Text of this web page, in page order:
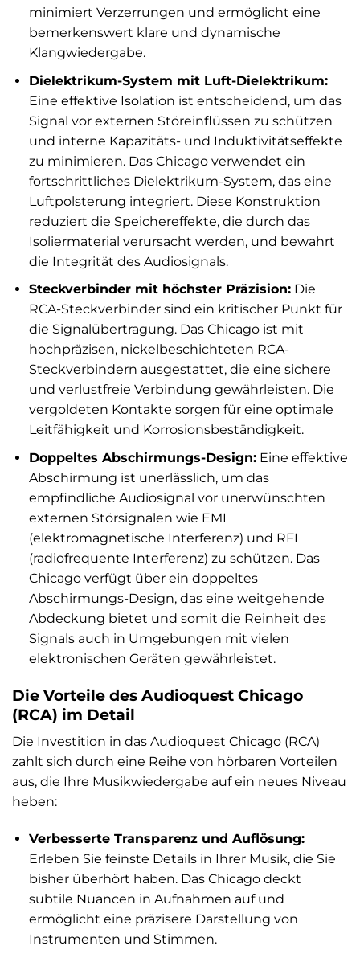
minimiert Verzerrungen und ermöglicht eine
bemerkenswert klare und dynamische
Klangwiedergabe.
Dielektrikum-System mit Luft-Dielektrikum:
Eine effektive Isolation ist entscheidend, um das
Signal vor externen Störeinflüssen zu schützen
und interne Kapazitäts- und Induktivitätseffekte
zu minimieren. Das Chicago verwendet ein
fortschrittliches Dielektrikum-System, das eine
Luftpolsterung integriert. Diese Konstruktion
reduziert die Speichereffekte, die durch das
Isoliermaterial verursacht werden, und bewahrt
die Integrität des Audiosignals.
Steckverbinder mit höchster Präzision:Die
RCA-Steckverbinder sind ein kritischer Punkt für
die Signalübertragung. Das Chicago ist mit
hochpräzisen, nickelbeschichteten RCA-
Steckverbindern ausgestattet, die eine sichere
und verlustfreie Verbindung gewährleisten. Die
vergoldeten Kontakte sorgen für eine optimale
Leitfähigkeit und Korrosionsbeständigkeit.
Doppeltes Abschirmungs-Design:Eine effektive
Abschirmung ist unerlässlich, um das
empfindliche Audiosignal vor unerwünschten
externen Störsignalen wie EMI
(elektromagnetische Interferenz) und RFI
(radiofrequente Interferenz) zu schützen. Das
Chicago verfügt über ein doppeltes
Abschirmungs-Design, das eine weitgehende
Abdeckung bietet und somit die Reinheit des
Signals auch in Umgebungen mit vielen
elektronischen Geräten gewährleistet.
Die Vorteile des Audioquest Chicago
(RCA) im Detail
Die Investition in das Audioquest Chicago (RCA)
zahlt sich durch eine Reihe von hörbaren Vorteilen
aus, die Ihre Musikwiedergabe auf ein neues Niveau
heben:
Verbesserte Transparenz und Auflösung:
Erleben Sie feinste Details in Ihrer Musik, die Sie
bisher überhört haben. Das Chicago deckt
subtile Nuancen in Aufnahmen auf und
ermöglicht eine präzisere Darstellung von
Instrumenten und Stimmen.